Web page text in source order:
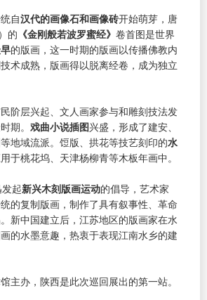
自汉代的画像石和画像砖开始萌芽，唐
的 《金刚般若波罗蜜经》 卷首图是世界
的版画，这一时期的版画以传播佛教内
术成熟，版画得以脱离经卷，成为独立
阶层兴起、文人画家参与和雕刻技法发
期。 戏曲小说插图兴盛，形成了建安、
地域流派。饾版、拱花等技艺刻印的水
于桃花坞、天津杨柳青等木板年画中。
起新兴木刻版画运动的倡导，艺术家
的复制版画，制作了具有叙事性、革命
新中国建立后，江苏地区的版画家在水
的水墨意趣，热衷于表现江南水乡的建
主办，陕西是此次巡回展出的第一站。